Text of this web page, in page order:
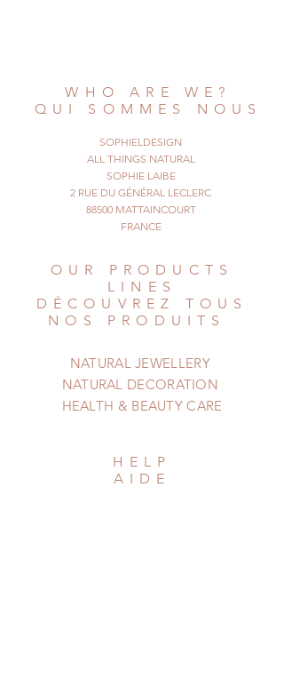
It's very simple and peculiar, and a
bit festive too !
I hope you like it.
© All Things Natural
November 2019. All Rights
Reserved
WHO ARE WE?
QUI SOMMES NOUS
SOPHIELDESIGN
ALL THINGS NATURAL
SOPHIE LAIBE
2 RUE DU GÉNÉRAL LECLERC
88500 MATTAINCOURT
FRANCE
OUR PRODUCTS
LINES
DÉCOUVREZ TOUS
NOS PRODUITS
NATURAL JEWELLERY
NATURAL DECORATION
HEALTH & BEAUTY CARE
HELP
AIDE